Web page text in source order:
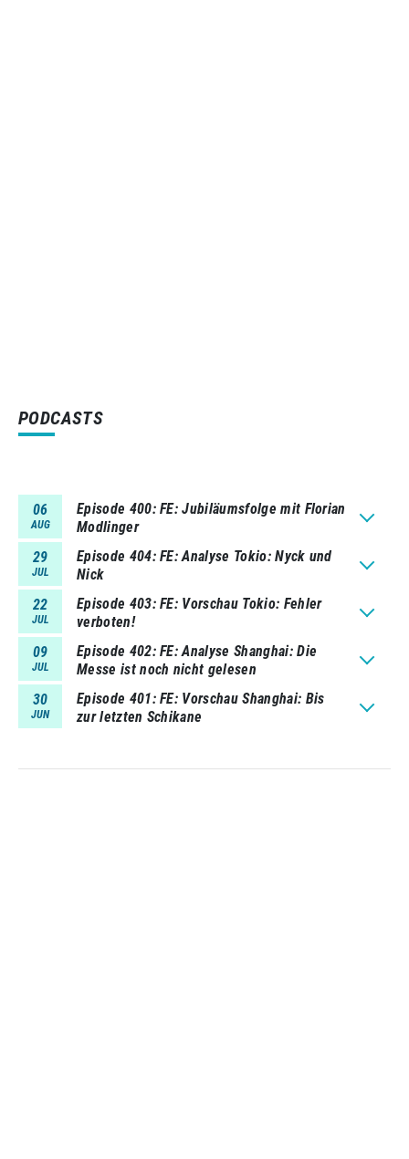
PODCASTS
06
AUG
Episode 400 FE: Jubiläumsfolge mit Florian
Modlinger
29
JUL
Episode 404 FE: Analyse Tokio: Nyck und
Nick
22
JUL
Episode 403 FE: Vorschau Tokio: Fehler
verboten!
09
JUL
Episode 402 FE: Analyse Shanghai: Die
Messe ist noch nicht gelesen
30
JUN
Episode 401 FE: Vorschau Shanghai: Bis
zur letzten Schikane